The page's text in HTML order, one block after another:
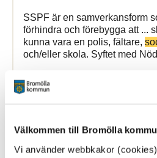
Välkommen till Bromölla
Vi använder webbkakor
SSPF är en samverkansform
förhindra och förebygga att ...
kunna vara en polis, fältare,
och/eller skola. Syftet med
Äldre